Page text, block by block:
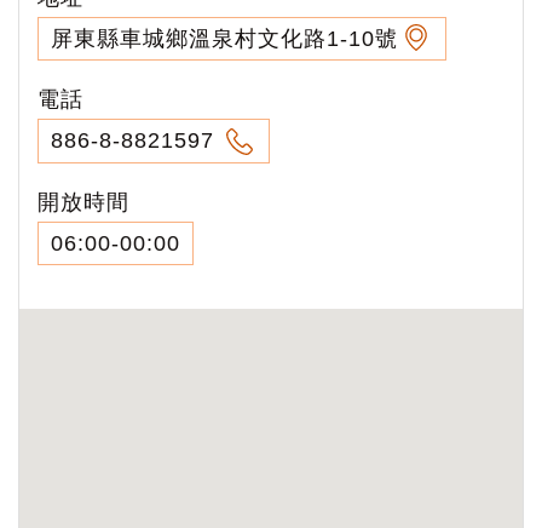
屏東縣車城鄉溫泉村文化路1-10號
電話
886-8-8821597
開放時間
06:00-00:00